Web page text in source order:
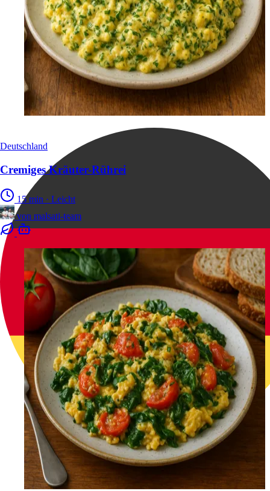
Deutschland
Cremiges Kräuter-Rührei
15 min · Leicht
von malsati-team